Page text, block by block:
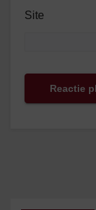
Site